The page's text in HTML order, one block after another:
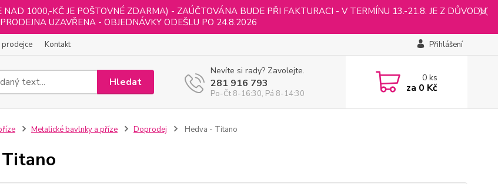
1000,-KČ JE POŠTOVNÉ ZDARMA) - ZAÚČTOVÁNA BUDE PŘI FAKTURACI - V TERMÍNU 13.-21.8. JE Z DŮVODU
UZAVŘENA - OBJEDNÁVKY ODEŠLU PO 24.8.2026
prodejce Kontakt Přihlášení
Hledat
Nevíte si rady? Zavolejte.
281 916 793
Po-Čt 8-16:30, Pá 8-14:30
0ks
za 0 Kč
Metalické bavlnky a příze Doprodej Hedva - Titano